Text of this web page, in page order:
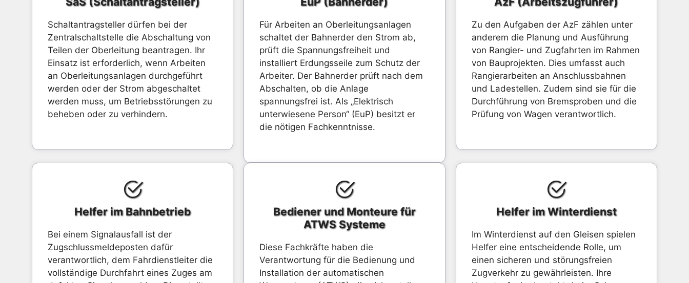
Schaltantragsteller dürfen bei der
Zentralschaltstelle die Abschaltung von
Teilen der Oberleitung beantragen. Ihr
Einsatz ist erforderlich, wenn Arbeiten
an Oberleitungsanlagen durchgeführt
werden oder der Strom abgeschaltet
werden muss, um Betriebsstörungen zu
beheben oder zu verhindern.
Für Arbeiten an Oberleitungsanlagen
schaltet der Bahnerder den Strom ab,
prüft die Spannungsfreiheit und
installiert Erdungsseile zum Schutz der
Arbeiter. Der Bahnerder prüft nach dem
Abschalten, ob die Anlage
spannungsfrei ist. Als „Elektrisch
unterwiesene Person“ (EuP) besitzt er
die nötigen Fachkenntnisse.
Zu den Aufgaben der AzF zählen unter
anderem die Planung und Ausführung
von Rangier- und Zugfahrten im Rahmen
von Bauprojekten. Dies umfasst auch
Rangierarbeiten an Anschlussbahnen
und Ladestellen. Zudem sind sie für die
Durchführung von Bremsproben und die
Prüfung von Wagen verantwortlich.
Helfer im Bahnbetrieb
Bei einem Signalausfall ist der
Zugschlussmeldeposten dafür
verantwortlich, dem Fahrdienstleiter die
vollständige Durchfahrt eines Zuges am
Bediener und Monteure für
ATWS Systeme
Diese Fachkräfte haben die
Verantwortung für die Bedienung und
Installation der automatischen
Helfer im Winterdienst
Im Winterdienst auf den Gleisen spielen
Helfer eine entscheidende Rolle, um
einen sicheren und störungsfreien
Zugverkehr zu gewährleisten. Ihre